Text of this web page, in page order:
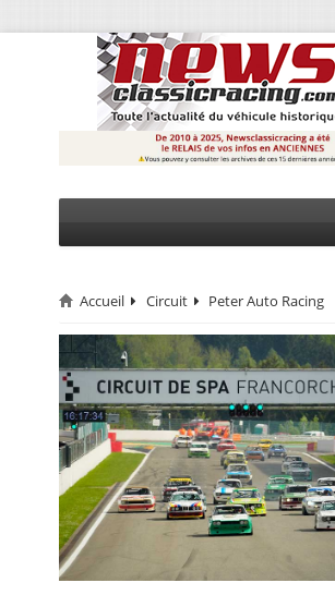
CIRCUIT
RALLYE
MONTAGNE
EVÈNEMENTS
CALENDRIER
FOCUS
Accueil Circuit Peter Auto Racing